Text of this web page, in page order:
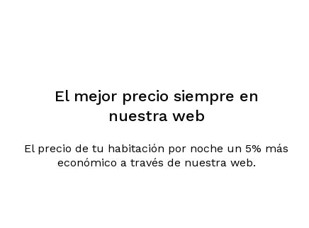
El mejor precio siempre en
nuestra web
El precio de tu habitación por noche un 5% más
económico a través de nuestra web.